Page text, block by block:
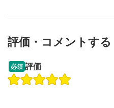
10
YouTubeリンク
クリックするとYouTubeサ
11
全画面表示
操作説明動画
評価・コメントする
必須 評価